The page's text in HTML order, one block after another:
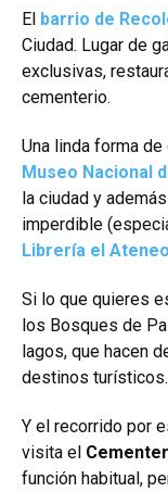
El barrio de
Ciudad. Lugar de
exclusivas,
cementerio.
Una linda forma
Museo Nacional
la ciudad y
imperdible
Librería el Ateneo
Si lo que quieres
los Bosques de
lagos, que hacen
destinos turísticos.
Y el recorrido por
visita el
función habitual,